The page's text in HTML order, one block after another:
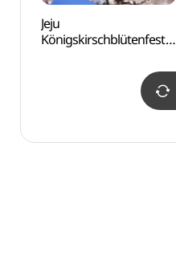
Jeju
Königskirschblütenfestiv